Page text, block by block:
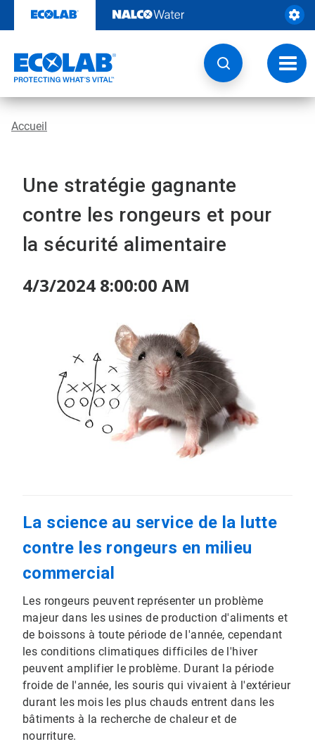
contenu
la
Accueil
Une stratégie gagnante
contre les rongeurs et pour
la sécurité alimentaire
4/3/2024 8:00:00 AM
La science au service de la lutte
contre les rongeurs en milieu
commercial
Les rongeurs peuvent représenter un problème
majeur dans les usines de production d'aliments et
de boissons à toute période de l'année, cependant
les conditions climatiques difficiles de l'hiver
peuvent amplifier le problème. Durant la période
froide de l'année, les souris qui vivaient à l'extérieur
durant les mois les plus chauds entrent dans les
bâtiments à la recherche de chaleur et de
nourriture.